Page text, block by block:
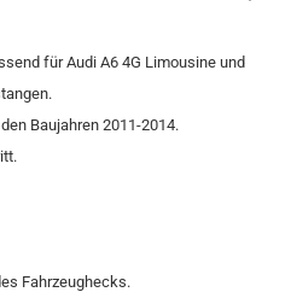
für Audi A6 4G Limousine und
Baujahren 2011-2014.
Fahrzeughecks.